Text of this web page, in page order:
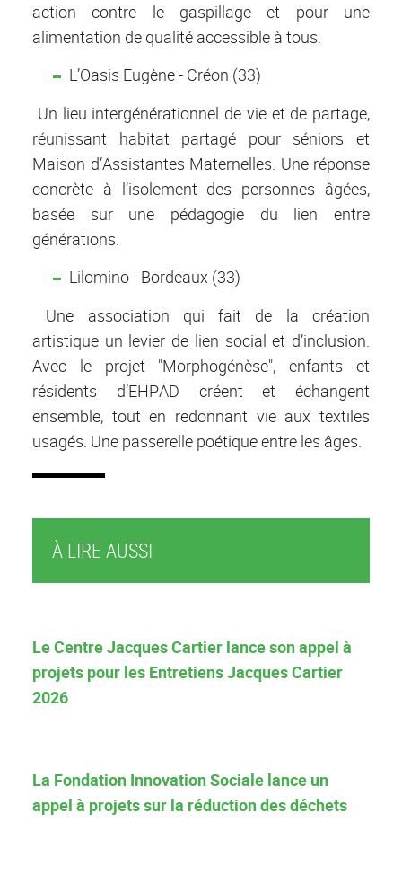
action contre le gaspillage et pour une
alimentation de qualité accessible à tous.
L’Oasis Eugène - Créon (33)
Un lieu intergénérationnel de vie et de partage,
réunissant habitat partagé pour séniors et
Maison d’Assistantes Maternelles. Une réponse
concrète à l’isolement des personnes âgées,
basée sur une pédagogie du lien entre
générations.
Lilomino - Bordeaux (33)
Une association qui fait de la création
artistique un levier de lien social et d’inclusion.
Avec le projet "Morphogénèse", enfants et
résidents d’EHPAD créent et échangent
ensemble, tout en redonnant vie aux textiles
usagés. Une passerelle poétique entre les âges.
À LIRE AUSSI
Le Centre Jacques Cartier lance son appel à
projets pour les Entretiens Jacques Cartier
2026
La Fondation Innovation Sociale lance un
appel à projets sur la réduction des déchets